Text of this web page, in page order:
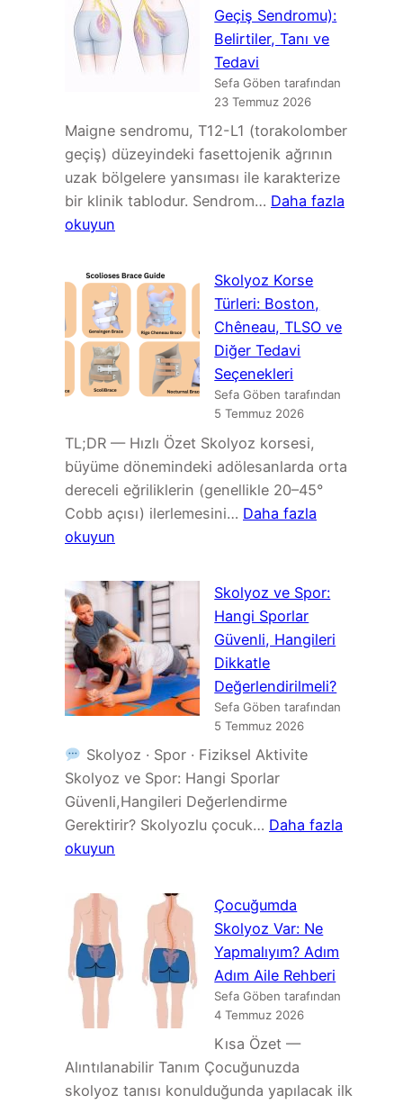
Geçiş Sendromu):
Belirtiler, Tanı ve
Tedavi
Sefa Göben tarafından
23 Temmuz 2026
Maigne sendromu, T12-L1 (torakolomber
geçiş) düzeyindeki fasettojenik ağrının
uzak bölgelere yansıması ile karakterize
bir klinik tablodur. Sendrom… Daha fazla
okuyun
Sendromu
(Torakolomber
Geçiş
Sendromu):
Belirtiler,
Tanı
Tedavi
Skolyoz Korse
Türleri: Boston,
Chêneau, TLSO ve
Diğer Tedavi
Seçenekleri
Sefa Göben tarafından
5 Temmuz 2026
TL;DR — Hızlı Özet Skolyoz korsesi,
büyüme dönemindeki adölesanlarda orta
dereceli eğriliklerin (genellikle 20–45°
Cobb açısı) ilerlemesini… Daha fazla
okuyun
Korse
Türleri:
Boston,
Chêneau,
TLSO
ve
Tedavi
Seçenekleri
Skolyoz ve Spor:
Hangi Sporlar
Güvenli, Hangileri
Dikkatle
Değerlendirilmeli?
Sefa Göben tarafından
5 Temmuz 2026
Skolyoz · Spor · Fiziksel Aktivite
Skolyoz ve Spor: Hangi Sporlar
Güvenli,Hangileri Değerlendirme
Gerektirir? Skolyozlu çocuk… Daha fazla
okuyun
Spor:
Hangi
Sporlar
Güvenli,
Hangileri
Değerlendirilmeli?
Çocuğumda
Skolyoz Var: Ne
Yapmalıyım? Adım
Adım Aile Rehberi
Sefa Göben tarafından
4 Temmuz 2026
Kısa Özet —
Alıntılanabilir Tanım Çocuğunuzda
skolyoz tanısı konulduğunda yapılacak ilk